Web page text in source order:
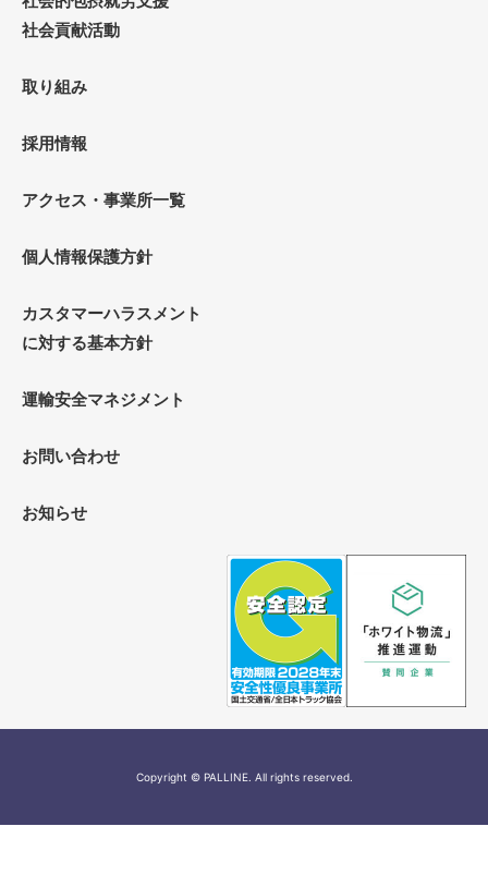
社会貢献活動
取り組み
採用情報
アクセス・事業所一覧
個人情報保護方針
カスタマーハラスメント
に対する基本方針
運輸安全マネジメント
お問い合わせ
お知らせ
Copyright © PALLINE. All rights reserved.